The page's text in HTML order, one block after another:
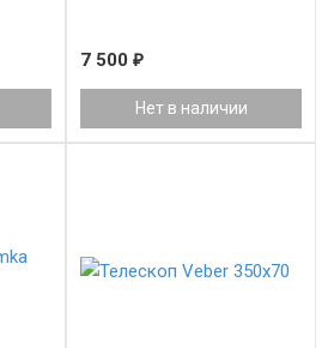
7 500 ₽
Нет в наличии